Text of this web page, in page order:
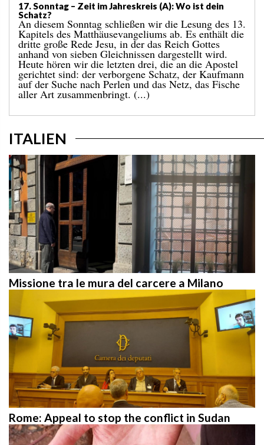
19. Sonntag – Zeit im Jahreskreis (A): „Befiehl mir, zu
dir zu kommen!“
Das Evangelium des vergangenen Sonntags
berichtete uns vom Wunder der Brotvermehrung für
eine große Menschenmenge an einem einsamen Ort.
Es endete damit, dass zwölf Körbe voller übrig
gebliebener Stücke eingesammelt wurden. Auf
dieses Ereignis folgt die bekannte Begebenheit des
heutigen Tages, in der Jesus über das Wasser geht.
[...]
ITALIEN
Missione tra le mura del carcere a Milano
Rome: Appeal to stop the conflict in Sudan